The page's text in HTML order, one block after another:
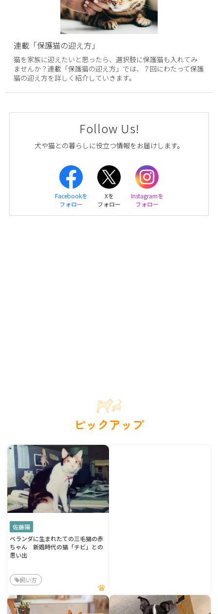
連載「保護猫の迎え方」
猫を家族に迎えたいと思ったら、選択肢に保護猫も入れてみ
ませんか？連載「保護猫の迎え方」では、７回にわたって保護
猫の迎え方を詳しく紹介していきます。
Follow Us!
犬や猫との暮らしに役立つ情報をお届けします。
Facebookを
フォロー
Xを
フォロー
Instagramを
フォロー
ピックアップ
佐藤陽
ベランダに生まれたての三毛猫の赤
ちゃん 新婚時代の猫「チビ」との
思い出
飼い方